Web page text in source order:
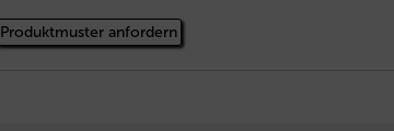
Produktmuster anfordern